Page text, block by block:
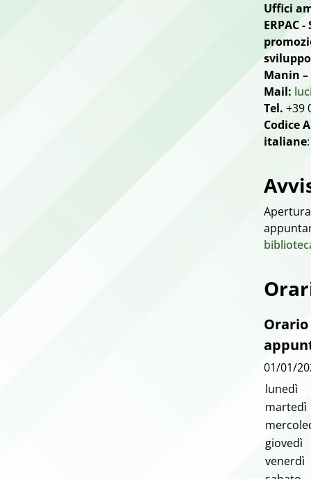
Uffici
ERPAC
Manin –
Mail:
Tel. +39
Codice
italiane
01/01/
lunedì
martedì
giovedì
venerdì